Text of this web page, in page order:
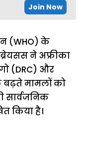
Join Now
(WHO) के
ने अफ्रीका
(DRC) और
मामलों को
सार्वजनिक
किया है।